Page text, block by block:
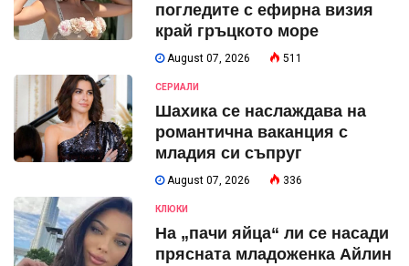
погледите с ефирна визия
край гръцкото море
August 07, 2026 511
СЕРИАЛИ
Шахика се наслаждава на
романтична ваканция с
младия си съпруг
August 07, 2026 336
КЛЮКИ
На „пачи яйца“ ли се насади
прясната младоженка Айлин